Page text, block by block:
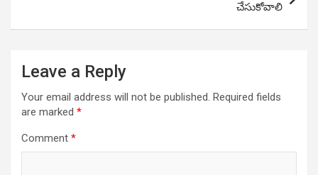
చేసుకోవాలి
Leave a Reply
Your email address will not be published. Required fields
are marked *
Comment *